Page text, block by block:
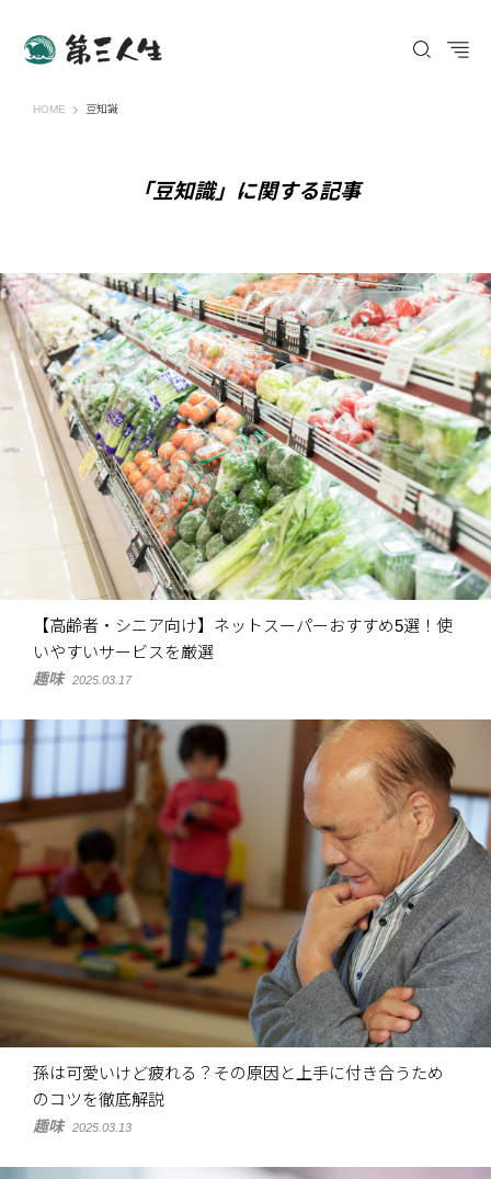
HOME 第三人生 〜寄り道の歩き方〜
豆知識
「豆知識」に関する記事
【高齢者・シニア向け】ネットスーパーおすすめ5選！使
いやすいサービスを厳選
趣味 2025.03.17
孫は可愛いけど疲れる？その原因と上手に付き合うため
のコツを徹底解説
趣味 2025.03.13